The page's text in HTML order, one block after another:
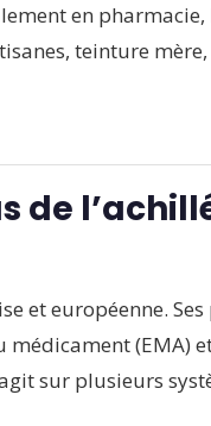
en
teinture
de
et européenne.
médicament (EMA)
sur plusieurs